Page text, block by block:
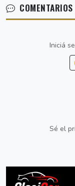
COMENTARIOS
Iniciá
Sé el